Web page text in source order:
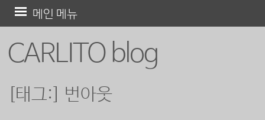
CARLITO blog
메인 메뉴
텐
[태그:] 번아웃